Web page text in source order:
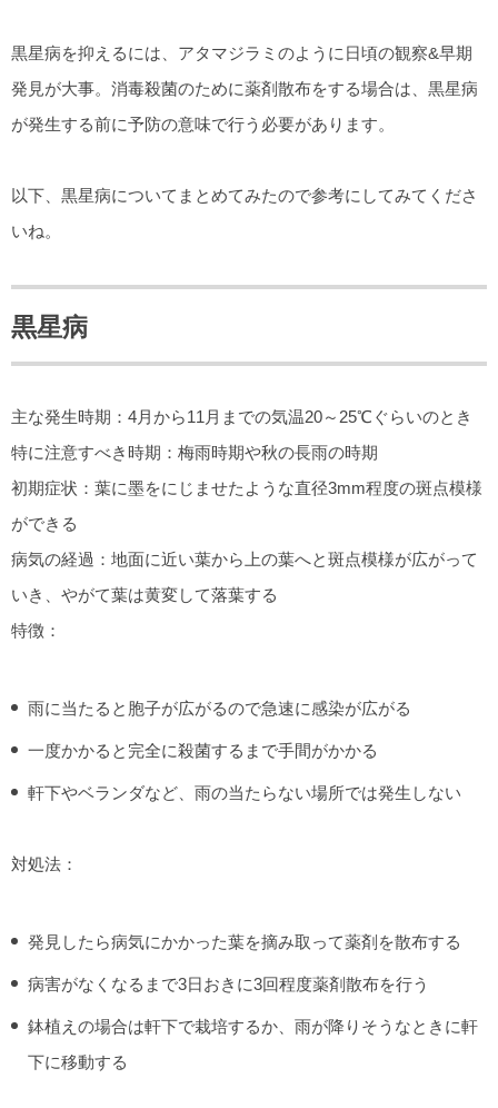
黒星病を抑えるには、アタマジラミのように日頃の観察&早期
発見が大事。消毒殺菌のために薬剤散布をする場合は、黒星病
が発生する前に予防の意味で行う必要があります。
以下、黒星病についてまとめてみたので参考にしてみてくださ
いね。
黒星病
主な発生時期：4月から11月までの気温20～25℃ぐらいのとき
特に注意すべき時期：梅雨時期や秋の長雨の時期
初期症状：葉に墨をにじませたような直径3mm程度の斑点模様
ができる
病気の経過：地面に近い葉から上の葉へと斑点模様が広がって
いき、やがて葉は黄変して落葉する
特徴：
雨に当たると胞子が広がるので急速に感染が広がる
一度かかると完全に殺菌するまで手間がかかる
軒下やベランダなど、雨の当たらない場所では発生しない
対処法：
発見したら病気にかかった葉を摘み取って薬剤を散布する
病害がなくなるまで3日おきに3回程度薬剤散布を行う
鉢植えの場合は軒下で栽培するか、雨が降りそうなときに軒
下に移動する